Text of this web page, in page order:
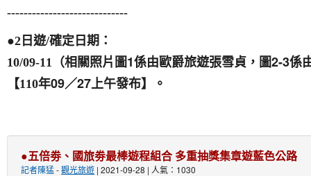
-----------------------------
●2日遊/確定日期：
10/09-11
（相關照片圖1係由歐爵旅遊張雪貞，圖2-3
【110年09／27上午發布】 。
●五倍劵、國旅劵最棒遊程組合 多重抽獎集章遊藍色公路
記者陳猛-觀光旅遊 | 2021-09-28 | 人氣：1030